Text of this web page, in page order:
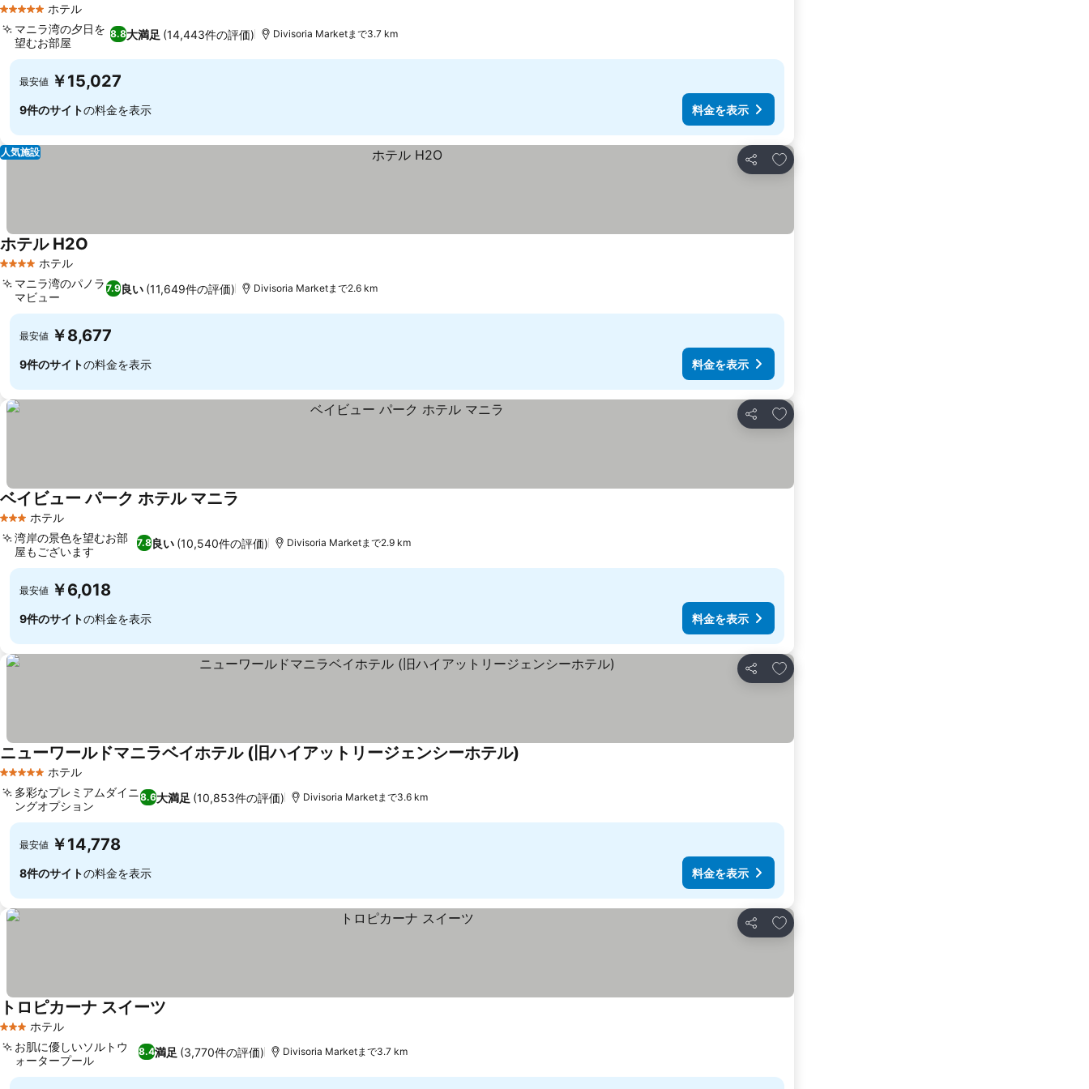
5 ホテルのランク
ホテル
8.8大満足 (14,443件の評価)
マニラ湾の夕日を
望むお部屋
Divisoria Marketまで3.7 km
最安値 ￥15,027
9件のサイトの料金を表示 料金を表示
シェア
お気に入りに追加
人気施設
4 ホテルのランク
ホテル
ホテル H2O
7.9良い (11,649件の評価)
マニラ湾のパノラ
マビュー
Divisoria Marketまで2.6 km
最安値 ￥8,677
9件のサイトの料金を表示 料金を表示
シェア
お気に入りに追加
3 ホテルのランク
ホテル
ベイビュー パーク ホテル マニラ
7.8良い (10,540件の評価)
湾岸の景色を望むお部
屋もございます
Divisoria Marketまで2.9 km
最安値 ￥6,018
9件のサイトの料金を表示 料金を表示
シェア
お気に入りに追加
5 ホテルのランク
ホテル
ニューワールドマニラベイホテル (旧ハイアットリージェンシーホテル)
8.6大満足 (10,853件の評価)
多彩なプレミアムダイニ
ングオプション
Divisoria Marketまで3.6 km
最安値 ￥14,778
8件のサイトの料金を表示 料金を表示
シェア
お気に入りに追加
3 ホテルのランク
ホテル
トロピカーナ スイーツ
8.4満足 (3,770件の評価)
お肌に優しいソルトウ
ォータープール
Divisoria Marketまで3.7 km